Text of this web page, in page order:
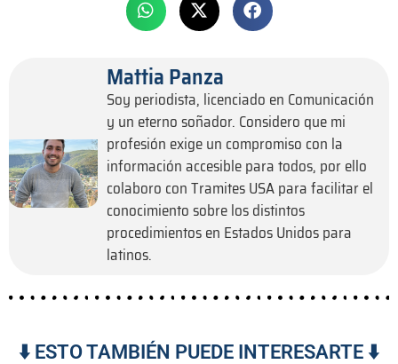
Mattia Panza
Soy periodista, licenciado en Comunicación
y un eterno soñador. Considero que mi
profesión exige un compromiso con la
información accesible para todos, por ello
colaboro con Tramites USA para facilitar el
conocimiento sobre los distintos
procedimientos en Estados Unidos para
latinos.
⬇️ ESTO TAMBIÉN PUEDE INTERESARTE ⬇️